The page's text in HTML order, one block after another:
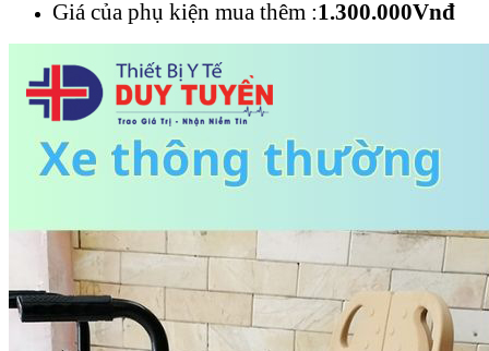
Giá của phụ kiện mua thêm :1.300.000Vnđ